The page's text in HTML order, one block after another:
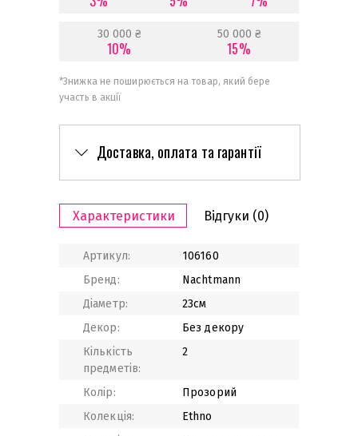
30 000 ₴
10%
50 000 ₴
15%
*Знижка не поширюється на товар, який бере
участь в акції
Доставка, оплата та гарантії
Характеристики Відгуки (0)
Артикул:
106160
Бренд:
Nachtmann
Діаметр:
23см
Декор:
Без декору
Кількість
предметів:
2
Колір:
Прозорий
Колекція:
Ethno